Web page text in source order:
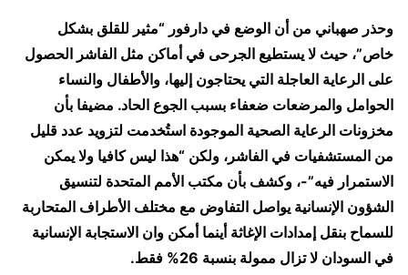
وحذر صهباني من أن الوضع في دارفور “مثير للقلق بشكل
خاص”، حيث لا يستطيع الجرحى في أماكن مثل الفاشر الحصول
على الرعاية العاجلة التي يحتاجون إليها، والأطفال والنساء
الحوامل والمرضعات ضعفاء بسبب الجوع الحاد. مضيفا بأن
مخزونات الرعاية الصحية الموجودة استُخدمت لتزويد عدد قليل
من المستشفيات في الفاشر، ولكن “هذا ليس كافيا ولا يمكن
الاستمرار فيه”-، وكشف بأن مكتب الأمم المتحدة لتنسيق
الشؤون الإنسانية يواصل التفاوض مع مختلف الأطراف المتحاربة
للسماح بنقل إمدادات الإغاثة أينما أمكن وان الاستجابة الإنسانية
في السودان لا تزال ممولة بنسبة 26% فقط.